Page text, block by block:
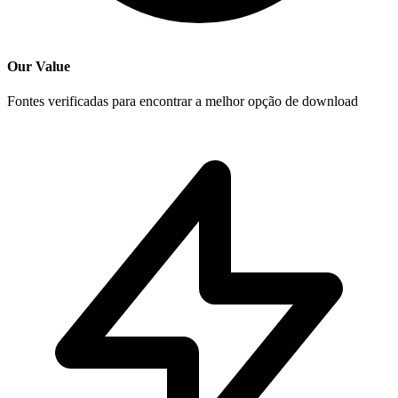
Our Value
Fontes verificadas para encontrar a melhor opção de download